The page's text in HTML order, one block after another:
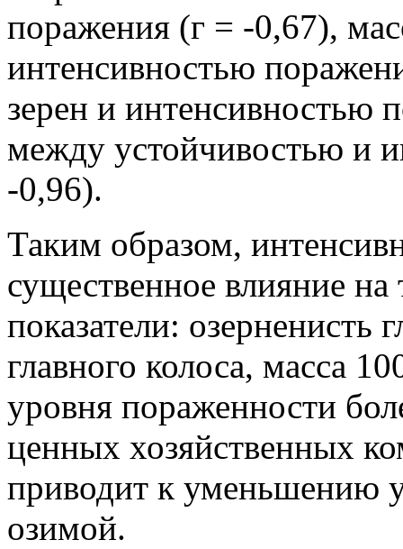
поражения (г = -0,67),
интенсивностью
зерен и интенсивностью
между устойчивостью и
-0,96).
Таким образом,
существенное влияние
показатели: озерненисть
главного колоса, масса
уровня пораженности
ценных хозяйственных
приводит к уменьшению
озимой.